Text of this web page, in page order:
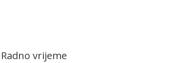
Radno vrijeme